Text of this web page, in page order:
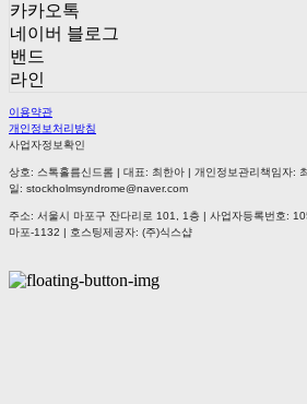
카카오톡
네이버 블로그
밴드
라인
이용약관
개인정보처리방침
사업자정보확인
상호: 스톡홀름신드롬 | 대표: 최한아 | 개인정보관리책임자:
일: stockholmsyndrome@naver.com
주소: 서울시 마포구 잔다리로 101, 1층 | 사업자등록번호:
마포-1132 | 호스팅제공자: (주)식스샵